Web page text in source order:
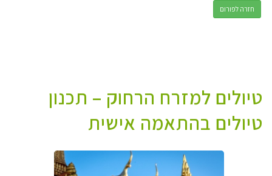
חזרה לפורום
טיולים למזרח הרחוק – תכנון
טיולים בהתאמה אישית